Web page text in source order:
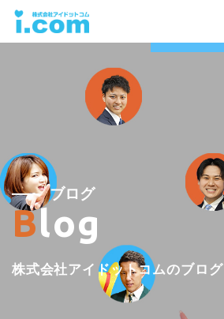
ブログ
Blog
株式会社アイドットコムのブログ